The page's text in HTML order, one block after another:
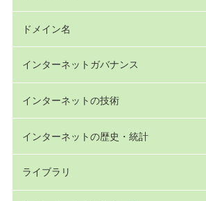
ドメイン名
インターネットガバナンス
インターネットの技術
インターネットの歴史・統計
ライブラリ